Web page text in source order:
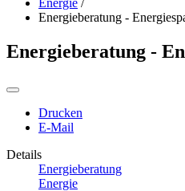
Energieberatung -
Energieberatung -
Drucken
E-Mail
Details
Energieberatung
Energie